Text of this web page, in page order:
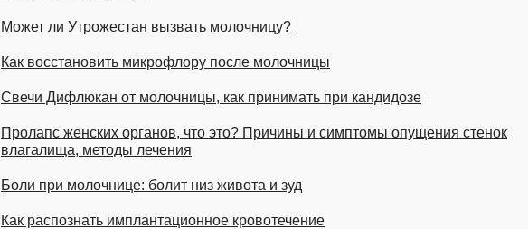
Может ли Утрожестан вызвать молочницу?
Как восстановить микрофлору после молочницы
Свечи Дифлюкан от молочницы, как принимать при кандидозе
Пролапс женских органов, что это? Причины и симптомы опущения стенок
влагалища, методы лечения
Боли при молочнице: болит низ живота и зуд
Как распознать имплантационное кровотечение